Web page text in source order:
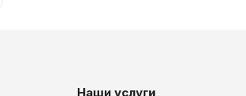
Наши услуги